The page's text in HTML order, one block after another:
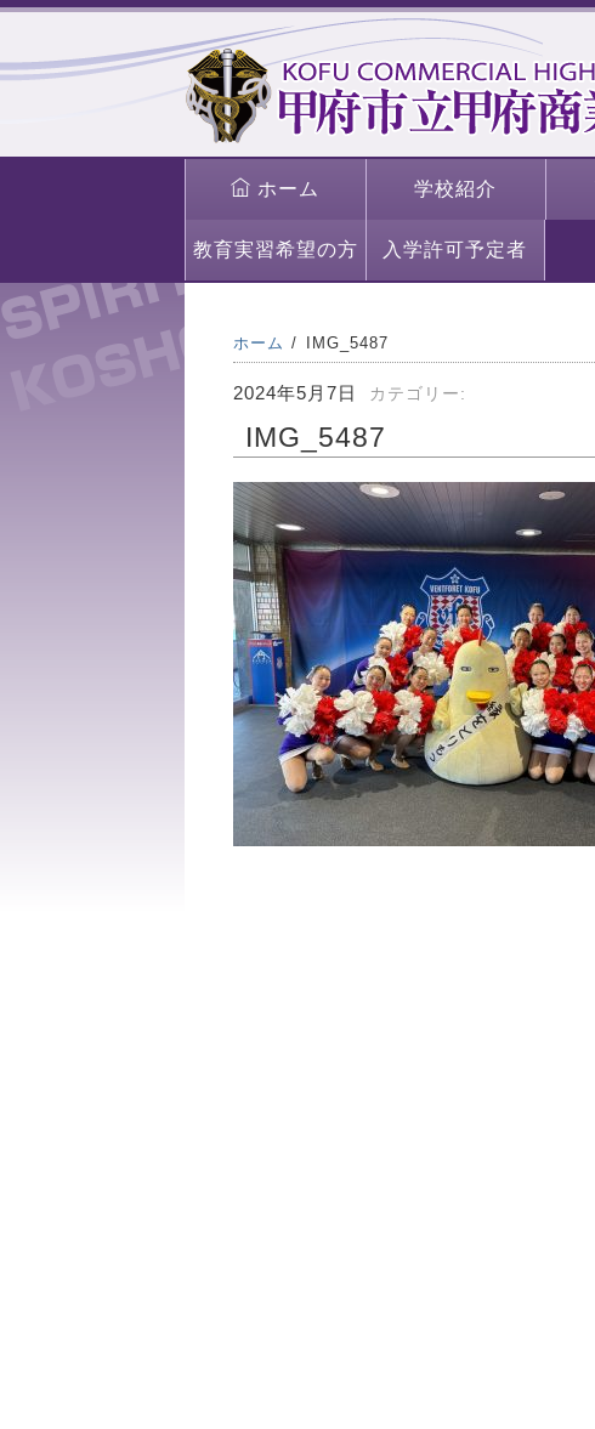
ホーム 学校紹介
教育実習希望の方 入学許可予定者
ホーム IMG_5487
2024年5月7日 カテゴリー:
IMG_5487